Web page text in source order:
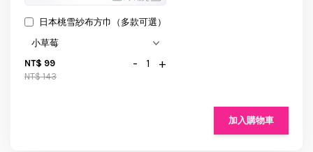
日本桃雪紗布方巾（多款可選）
NT$ 99
NT$ 143
- +
加入購物車